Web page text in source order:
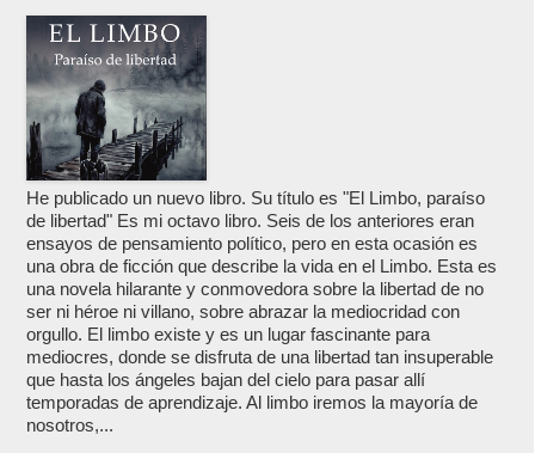
He publicado un nuevo libro. Su título es "El Limbo, paraíso
de libertad" Es mi octavo libro. Seis de los anteriores eran
ensayos de pensamiento político, pero en esta ocasión es
una obra de ficción que describe la vida en el Limbo. Esta es
una novela hilarante y conmovedora sobre la libertad de no
ser ni héroe ni villano, sobre abrazar la mediocridad con
orgullo. El limbo existe y es un lugar fascinante para
mediocres, donde se disfruta de una libertad tan insuperable
que hasta los ángeles bajan del cielo para pasar allí
temporadas de aprendizaje. Al limbo iremos la mayoría de
nosotros,...